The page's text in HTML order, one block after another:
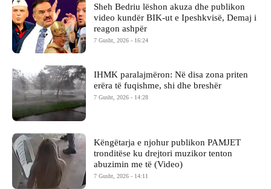
Sheh Bedriu lëshon akuza dhe publikon
video kundër BIK-ut e Ipeshkvisë, Demaj i
reagon ashpër
7 Gusht, 2026 - 16:24
IHMK paralajmëron: Në disa zona priten
erëra të fuqishme, shi dhe breshër
7 Gusht, 2026 - 14:28
Këngëtarja e njohur publikon PAMJET
tronditëse ku drejtori muzikor tenton
abuzimin me të (Video)
7 Gusht, 2026 - 14:11